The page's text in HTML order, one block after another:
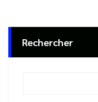
Rechercher